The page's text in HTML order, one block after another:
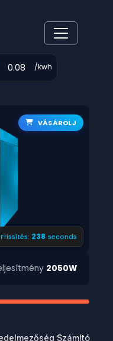
/kwh
VÁSÁROLJ
Frissítés: 237 seconds
2050W
Számító